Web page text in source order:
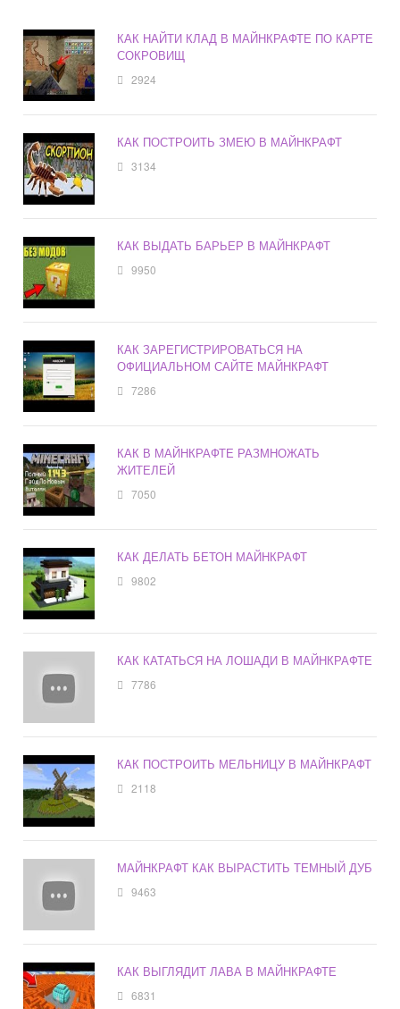
КАК НАЙТИ КЛАД В МАЙНКРАФТЕ ПО КАРТЕ
СОКРОВИЩ
2924
КАК ПОСТРОИТЬ ЗМЕЮ В МАЙНКРАФТ
3134
КАК ВЫДАТЬ БАРЬЕР В МАЙНКРАФТ
9950
КАК ЗАРЕГИСТРИРОВАТЬСЯ НА
ОФИЦИАЛЬНОМ САЙТЕ МАЙНКРАФТ
7286
КАК В МАЙНКРАФТЕ РАЗМНОЖАТЬ
ЖИТЕЛЕЙ
7050
КАК ДЕЛАТЬ БЕТОН МАЙНКРАФТ
9802
КАК КАТАТЬСЯ НА ЛОШАДИ В МАЙНКРАФТЕ
7786
КАК ПОСТРОИТЬ МЕЛЬНИЦУ В МАЙНКРАФТ
2118
МАЙНКРАФТ КАК ВЫРАСТИТЬ ТЕМНЫЙ ДУБ
9463
КАК ВЫГЛЯДИТ ЛАВА В МАЙНКРАФТЕ
6831